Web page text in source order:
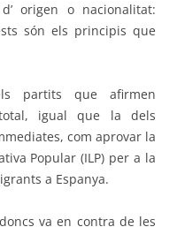
origen o nacionalitat:
són els principis que
partits que afirmen
igual que la dels
com aprovar la
Popular (ILP) per a la
a Espanya.
va en contra de les